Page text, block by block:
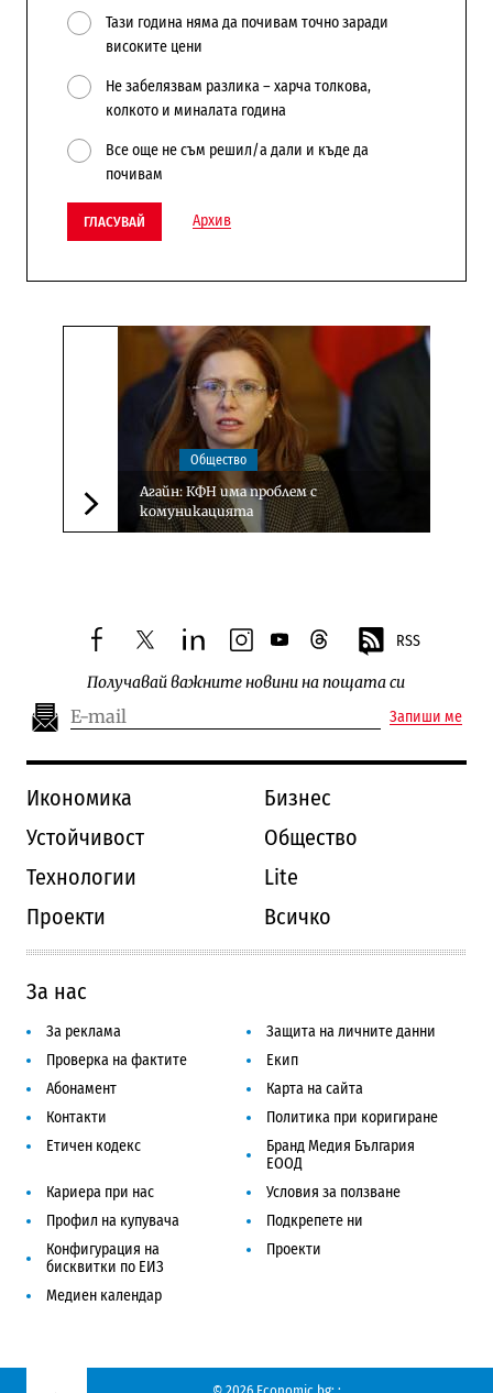
Тази година няма да почивам точно заради
високите цени
Не забелязвам разлика – харча толкова,
колкото и миналата година
Все още не съм решил/а дали и къде да
почивам
ГЛАСУВАЙ Архив
Следваща новина
Общество
Агайн: КФН има проблем с
комуникацията
facebooktwitterlinkedininstagram
youtubethreads RSS
Получавай важните новини на пощата си
Запиши ме
Икономика
Бизнес
Устойчивост
Общество
Технологии
Lite
Проекти
Всичко
За нас
За реклама
Защита на личните данни
Проверка на фактите
Екип
Абонамент
Карта на сайта
Контакти
Политика при коригиране
Етичен кодекс
Бранд Медия България
ЕООД
Кариера при нас
Условия за ползване
Профил на купувача
Подкрепете ни
Конфигурация на
бисквитки по ЕИЗ
Проекти
Медиен календар